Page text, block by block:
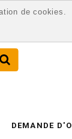
DEMANDE
de cookies.